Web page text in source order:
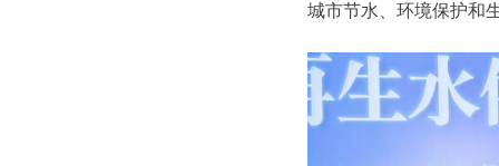
城市节水、环境保护和